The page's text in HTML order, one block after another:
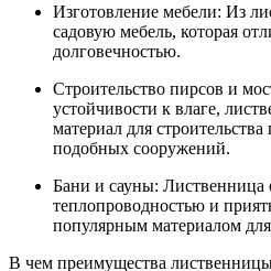
Изготовление мебели: Из
садовую мебель, которая
долговечностью.
Строительство пирсов и
устойчивости к влаге,
материал для
подобных сооружений.
Бани и сауны: Лиственница
теплопроводностью и
популярным материалом
В чем преимущества